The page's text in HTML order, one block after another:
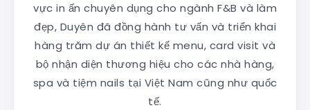
vực in ấn chuyên dụng cho ngành F&B và làm
đẹp, Duyên đã đồng hành tư vấn và triển khai
hàng trăm dự án thiết kế menu, card visit và
bộ nhận diện thương hiệu cho các nhà hàng,
spa và tiệm nails tại Việt Nam cũng như quốc
tế.